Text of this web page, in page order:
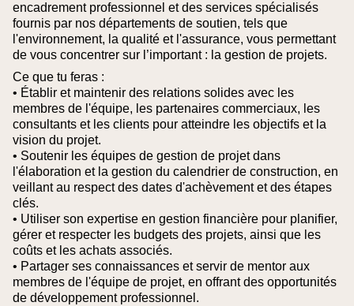
encadrement professionnel et des services spécialisés
fournis par nos départements de soutien, tels que
l'environnement, la qualité et l'assurance, vous permettant
de vous concentrer sur l’important : la gestion de projets.
Ce que tu feras :
• Établir et maintenir des relations solides avec les
membres de l'équipe, les partenaires commerciaux, les
consultants et les clients pour atteindre les objectifs et la
vision du projet.
• Soutenir les équipes de gestion de projet dans
l'élaboration et la gestion du calendrier de construction, en
veillant au respect des dates d'achèvement et des étapes
clés.
• Utiliser son expertise en gestion financière pour planifier,
gérer et respecter les budgets des projets, ainsi que les
coûts et les achats associés.
• Partager ses connaissances et servir de mentor aux
membres de l'équipe de projet, en offrant des opportunités
de développement professionnel.